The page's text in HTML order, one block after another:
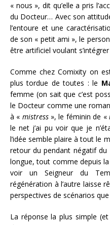
« nous », dit qu’elle a pris
du Docteur… Avec son
l’entoure et une
de son « petit ami », le
être artificiel voulant s’intégrer
Comme chez Comixity on
plus tordue de toutes : le
femme (on sait que c’est
le Docteur comme une
à « mistress », le féminin de «
le net j’ai pu voir que je
l’idée semble plaire à tout le
retour du pendant négatif
longue, tout comme depuis
voir un Seigneur du
régénération à l’autre laisse
perspectives de scénarios
La réponse la plus simple